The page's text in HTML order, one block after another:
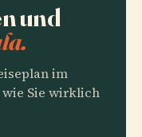
und
im
Sie wirklich